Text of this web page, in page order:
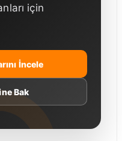
için
İncele
Bak